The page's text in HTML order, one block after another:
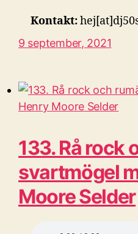
Kontakt:
9 september, 2021
133. Rå rock
svartmögel
Moore Selder